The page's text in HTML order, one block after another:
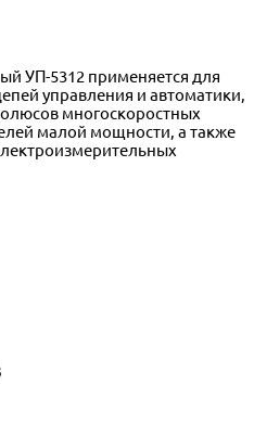
УП-5312 применяется для
управления и автоматики,
многоскоростных
малой мощности, а также